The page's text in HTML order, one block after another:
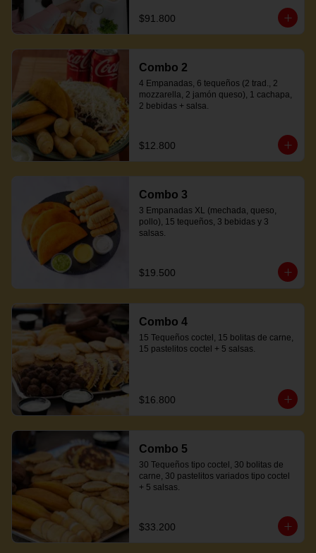
$91.800
Combo 2
4 Empanadas, 6 tequeños (2 trad., 2
mozzarella, 2 jamón queso), 1 cachapa,
2 bebidas + salsa.
$12.800
Combo 3
3 Empanadas XL (mechada, queso,
pollo), 15 tequeños, 3 bebidas y 3
salsas.
$19.500
Combo 4
15 Tequeños coctel, 15 bolitas de carne,
15 pastelitos coctel + 5 salsas.
$16.800
Combo 5
30 Tequeños tipo coctel, 30 bolitas de
carne, 30 pastelitos variados tipo coctel
+ 5 salsas.
$33.200